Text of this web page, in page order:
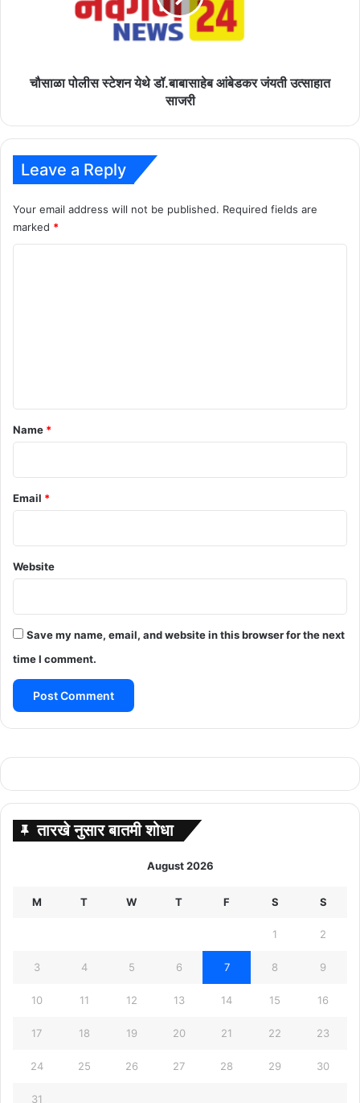
चौसाळा पोलीस स्टेशन येथे डॉ.बाबासाहेब आंबेडकर जंयती उत्साहात
साजरी
Leave a Reply
Your email address will not be published. Required fields are
marked *
*
Name *
Email *
Website
Save my name, email, and website in this browser for the next
time I comment.
तारखे नुसार बातमी शोधा
August 2026
M T W T F S S
1 2
3 4 5 6 7 8 9
10 11 12 13 14 15 16
17 18 19 20 21 22 23
24 25 26 27 28 29 30
31